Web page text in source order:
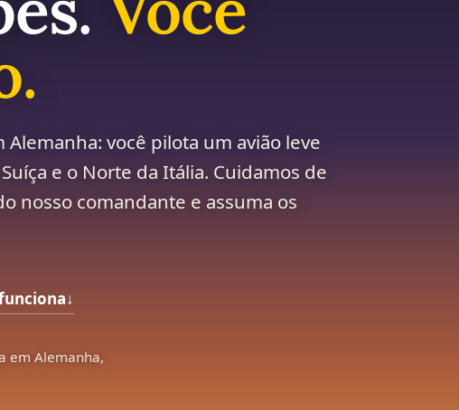
você pilota um avião leve
e o Norte da Itália. Cuidamos de
nosso comandante e assuma os
↓
em Alemanha,